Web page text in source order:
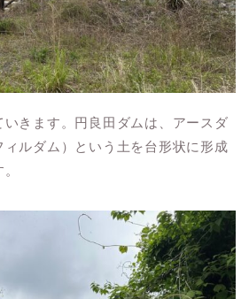
いきます。円良田ダムは、アースダ
ィルダム）という土を台形状に形成